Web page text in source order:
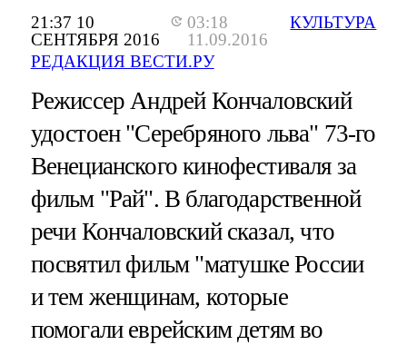
21:37 10
СЕНТЯБРЯ 2016
03:18
11.09.2016
РЕДАКЦИЯ ВЕСТИ.РУ
КУЛЬТУРА
Режиссер Андрей Кончаловский
удостоен "Серебряного льва" 73-го
Венецианского кинофестиваля за
фильм "Рай". В благодарственной
речи Кончаловский сказал, что
посвятил фильм "матушке России
и тем женщинам, которые
помогали еврейским детям во